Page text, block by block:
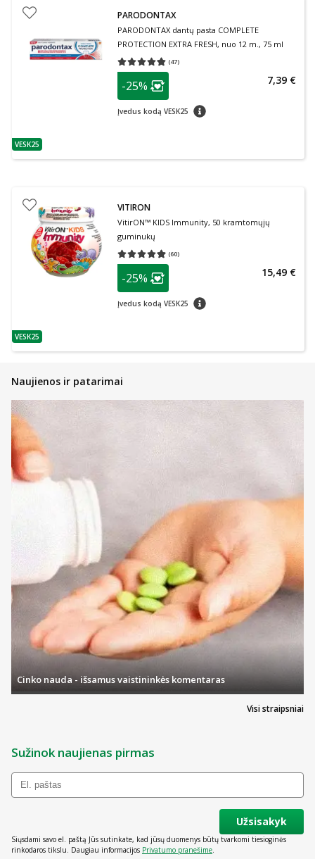
patarimas
VESK25
PARODONTAX
PARODONTAX dantų pasta COMPLETE
PROTECTION EXTRA FRESH, nuo 12 m., 75 ml
(47)
Vidutinis įvertinimas 4.79
patarimas
Lojalumo klubo narių nuolaida
-25%
Įvedus kodą VESK25 patarimas
7,39 €
patarimas
VESK25
VITIRON
VitirON™ KIDS Immunity, 50 kramtomųjų
guminukų
(60)
Vidutinis įvertinimas 4.98
patarimas
Lojalumo klubo narių nuolaida
-25%
Įvedus kodą VESK25 patarimas
15,49 €
Naujienos ir patarimai
Visi straipsniai
Cinko nauda - išsamus vaistininkės komentaras
Sužinok naujienas pirmas
Užsisakyk
Siųsdami savo el. paštą Jūs sutinkate, kad jūsų duomenys būtų tvarkomi tiesioginės
rinkodaros tikslu. Daugiau informacijos Privatumo pranešime.